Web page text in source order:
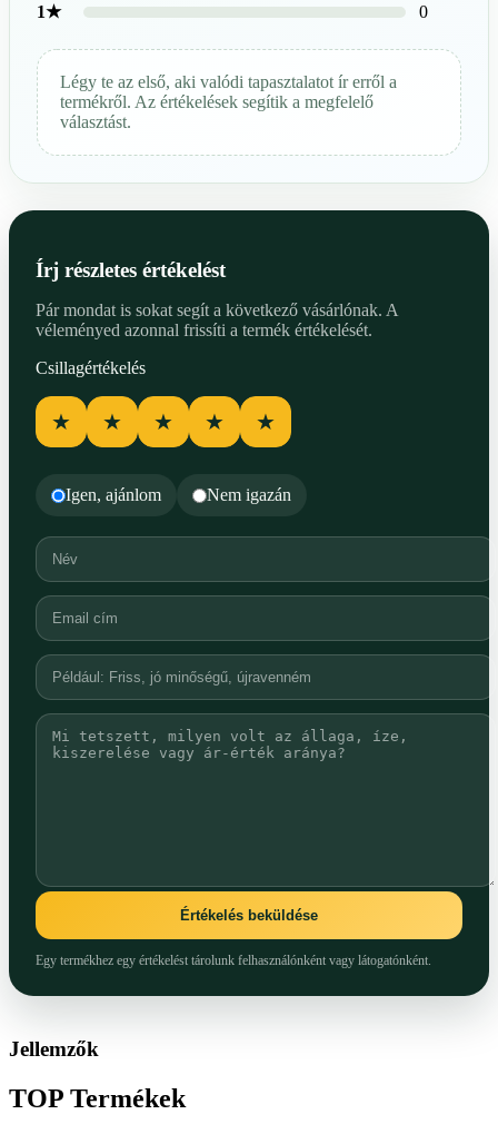
1★
0
Légy te az első, aki valódi tapasztalatot ír erről a
termékről. Az értékelések segítik a megfelelő
választást.
Írj részletes értékelést
Pár mondat is sokat segít a következő vásárlónak. A
véleményed azonnal frissíti a termék értékelését.
Csillagértékelés
★ ★ ★ ★ ★
Igen, ajánlom Nem igazán
Értékelés beküldése
Egy termékhez egy értékelést tárolunk felhasználónként vagy látogatónként.
Jellemzők
TOP Termékek